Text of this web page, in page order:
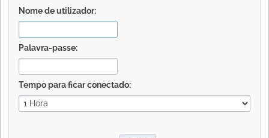
Nome de utilizador:
Palavra-passe:
Tempo para ficar conectado: